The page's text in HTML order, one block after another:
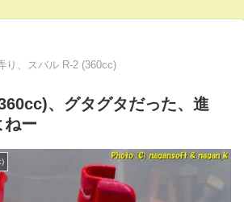
り、スバル R-2 (360cc)
、グタグタだった、進
ねー